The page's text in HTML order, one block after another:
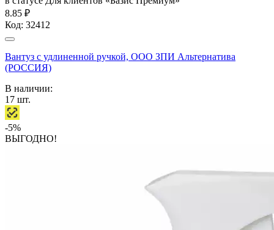
8.85 ₽
Код: 32412
Вантуз с удлиненной ручкой, ООО ЗПИ Альтернатива
(РОССИЯ)
В наличии:
17 шт.
-5%
ВЫГОДНО!